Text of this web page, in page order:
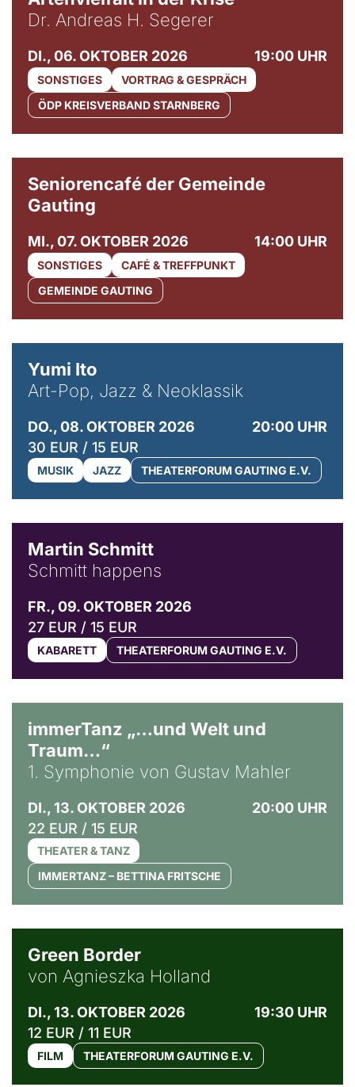
Dr. Andreas H. Segerer
DI., 06. OKTOBER 2026 19:00 UHR
SONSTIGES
VORTRAG & GESPRÄCH
ÖDP KREISVERBAND STARNBERG
Seniorencafé der Gemeinde
Gauting
MI., 07. OKTOBER 2026 14:00 UHR
SONSTIGES
CAFÉ & TREFFPUNKT
GEMEINDE GAUTING
Yumi Ito
Art-Pop, Jazz & Neoklassik
DO., 08. OKTOBER 2026
20:00 UHR
30 EUR / 15 EUR
MUSIK JAZZ THEATERFORUM GAUTING E.V.
Martin Schmitt
Schmitt happens
FR., 09. OKTOBER 2026
27 EUR / 15 EUR
KABARETT THEATERFORUM GAUTING E.V.
immerTanz „…und Welt und
Traum…“
1. Symphonie von Gustav Mahler
DI., 13. OKTOBER 2026
20:00 UHR
22 EUR / 15 EUR
THEATER & TANZ
IMMERTANZ – BETTINA FRITSCHE
Green Border
von Agnieszka Holland
DI., 13. OKTOBER 2026
19:30 UHR
12 EUR / 11 EUR
FILM THEATERFORUM GAUTING E.V.